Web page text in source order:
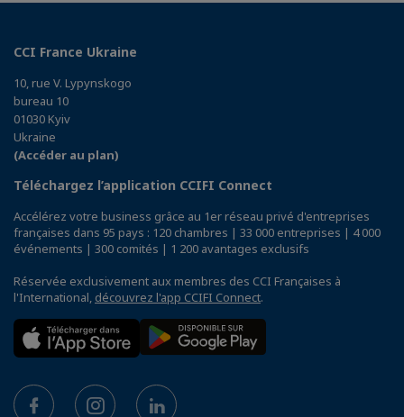
CCI France Ukraine
10, rue V. Lypynskogo
bureau 10
01030 Kyiv
Ukraine
(Accéder au plan)
Téléchargez l’application CCIFI Connect
Accélérez votre business grâce au 1er réseau privé d'entreprises
françaises dans 95 pays : 120 chambres | 33 000 entreprises | 4 000
événements | 300 comités | 1 200 avantages exclusifs
Réservée exclusivement aux membres des CCI Françaises à
l'International, découvrez l'app CCIFI Connect.